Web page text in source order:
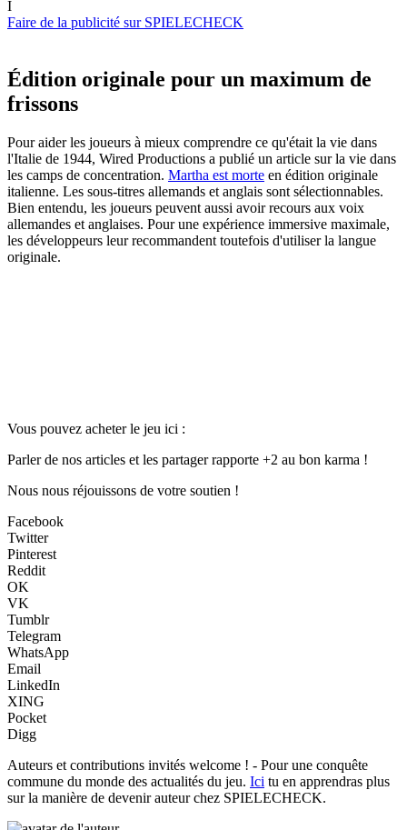
I
Faire de la publicité sur SPIELECHECK
Édition originale pour un maximum de
frissons
Pour aider les joueurs à mieux comprendre ce qu'était la vie dans
l'Italie de 1944, Wired Productions a publié un article sur la vie dans
les camps de concentration. Martha est morte en édition originale
italienne. Les sous-titres allemands et anglais sont sélectionnables.
Bien entendu, les joueurs peuvent aussi avoir recours aux voix
allemandes et anglaises. Pour une expérience immersive maximale,
les développeurs leur recommandent toutefois d'utiliser la langue
originale.
Vous pouvez acheter le jeu ici :
Parler de nos articles et les partager rapporte +2 au bon karma !
Nous nous réjouissons de votre soutien !
Facebook
Twitter
Pinterest
Reddit
OK
VK
Tumblr
Telegram
WhatsApp
Email
LinkedIn
XING
Pocket
Digg
Auteurs et contributions invités welcome ! - Pour une conquête
commune du monde des actualités du jeu. Ici tu en apprendras plus
sur la manière de devenir auteur chez SPIELECHECK.